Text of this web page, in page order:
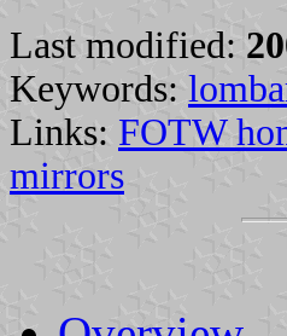
Last modified:
Keywords:
Links: FOTW
mirrors